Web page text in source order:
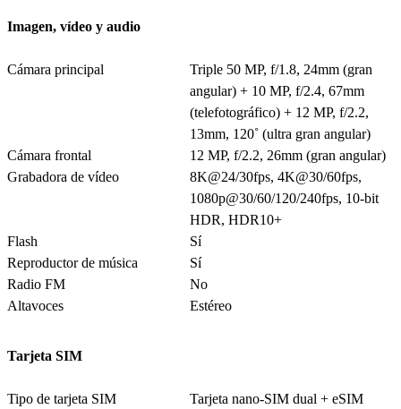
Imagen, vídeo y audio
Cámara principal
Triple 50 MP, f/1.8, 24mm (gran
angular) + 10 MP, f/2.4, 67mm
(telefotográfico) + 12 MP, f/2.2,
13mm, 120˚ (ultra gran angular)
Cámara frontal
12 MP, f/2.2, 26mm (gran angular)
Grabadora de vídeo
8K@24/30fps, 4K@30/60fps,
1080p@30/60/120/240fps, 10-bit
HDR, HDR10+
Flash
Sí
Reproductor de música
Sí
Radio FM
No
Altavoces
Estéreo
Tarjeta SIM
Tipo de tarjeta SIM Tarjeta nano-SIM dual + eSIM